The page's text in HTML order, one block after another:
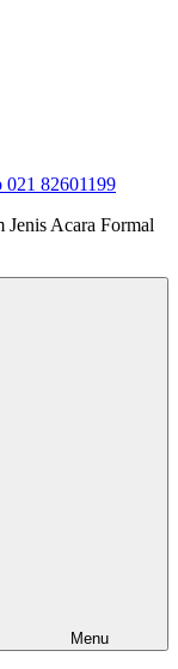
021 82601199
Jenis Acara Formal
Menu